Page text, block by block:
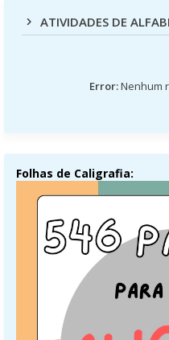
ATIVIDADES DE
Error:Nenhum
Folhas de Caligrafia: